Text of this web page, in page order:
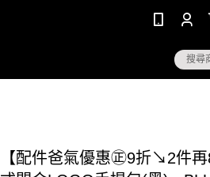
【配件爸氣優惠㊣9折↘2件